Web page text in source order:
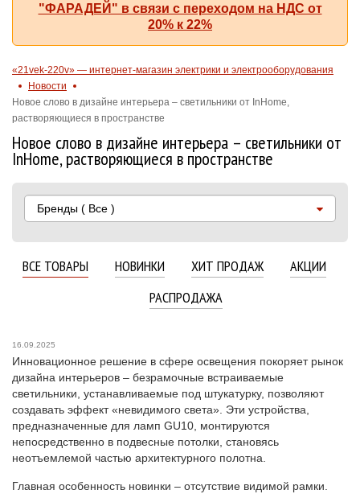
"ФАРАДЕЙ" в связи с переходом на НДС от
20% к 22%
«21vek-220v» — интернет-магазин электрики и электрооборудования
Новости
Новое слово в дизайне интерьера – светильники от InHome,
растворяющиеся в пространстве
Новое слово в дизайне интерьера – светильники от
InHome, растворяющиеся в пространстве
Бренды ( Все )
ВСЕ ТОВАРЫ НОВИНКИ ХИТ ПРОДАЖ
АКЦИИ
РАСПРОДАЖА
16.09.2025
Инновационное решение в сфере освещения покоряет рынок
дизайна интерьеров – безрамочные встраиваемые
светильники, устанавливаемые под штукатурку, позволяют
создавать эффект «невидимого света». Эти устройства,
предназначенные для ламп GU10, монтируются
непосредственно в подвесные потолки, становясь
неотъемлемой частью архитектурного полотна.
Главная особенность новинки – отсутствие видимой рамки.